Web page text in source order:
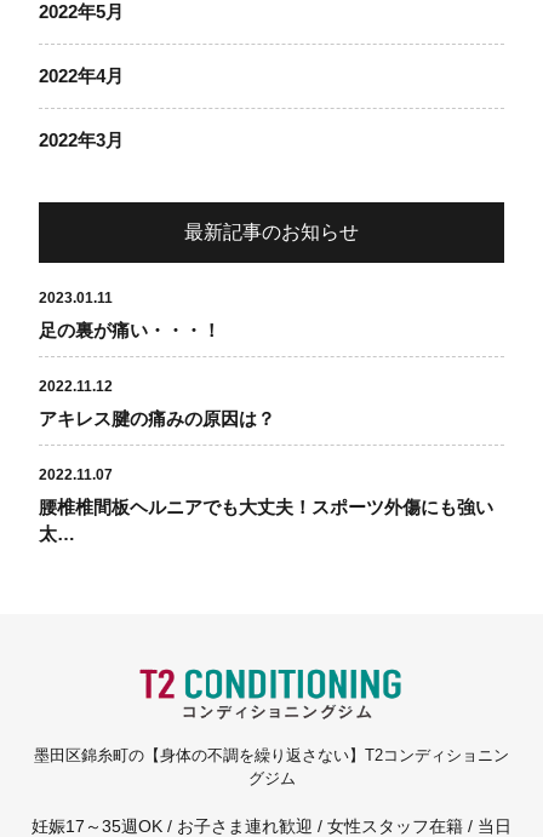
2022年5月
2022年4月
2022年3月
最新記事のお知らせ
2023.01.11
足の裏が痛い・・・！
2022.11.12
アキレス腱の痛みの原因は？
2022.11.07
腰椎椎間板ヘルニアでも大丈夫！スポーツ外傷にも強い
太…
墨田区錦糸町の【身体の不調を繰り返さない】T2コンディショニン
グジム
妊娠17～35週OK / お子さま連れ歓迎 / 女性スタッフ在籍 / 当日